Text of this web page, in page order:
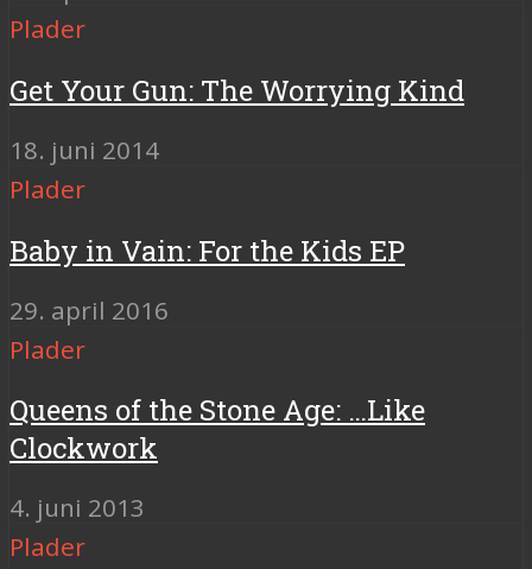
Plader
Get Your Gun: The Worrying Kind
18. juni 2014
Plader
Baby in Vain: For the Kids EP
29. april 2016
Plader
Queens of the Stone Age: …Like
Clockwork
4. juni 2013
Plader